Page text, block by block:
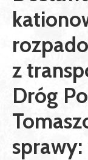
z
Dróg
sprawy: